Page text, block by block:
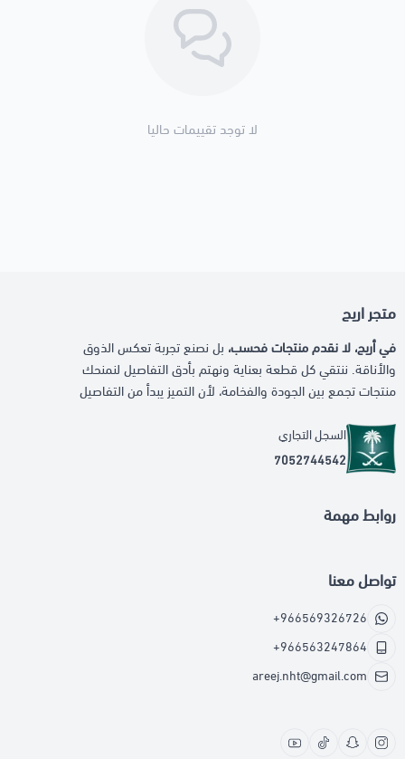
لا توجد تقييمات حاليا
متجر اريج
في أريج، لا نقدم منتجات فحسب، بل نصنع تجربة تعكس الذوق
والأناقة. ننتقي كل قطعة بعناية ونهتم بأدق التفاصيل لنمنحك
منتجات تجمع بين الجودة والفخامة، لأن التميز يبدأ من التفاصيل
السجل التجاري
7052744542
روابط مهمة
تواصل معنا
+966569326726
+966563247864
areej.nht@gmail.com